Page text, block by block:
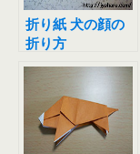
折り紙 犬の顔の
折り方